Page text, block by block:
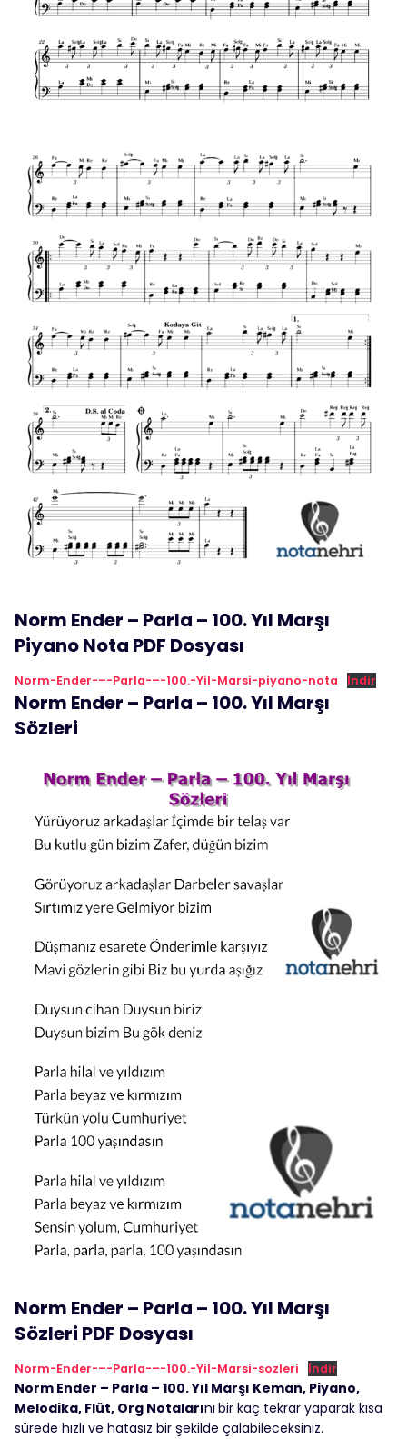
Norm Ender – Parla – 100. Yıl Marşı
Piyano Nota PDF Dosyası
Norm-Ender-–-Parla-–-100.-Yil-Marsi-piyano-nota İndir
Norm Ender – Parla – 100. Yıl Marşı
Sözleri
Norm Ender – Parla – 100. Yıl Marşı
Sözleri PDF Dosyası
Norm-Ender-–-Parla-–-100.-Yil-Marsi-sozleri İndir
Norm Ender – Parla – 100. Yıl Marşı Keman, Piyano,
Melodika, Flüt, Org Notalarını bir kaç tekrar yaparak kısa
sürede hızlı ve hatasız bir şekilde çalabileceksiniz.